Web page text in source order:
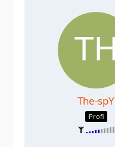
The-spY
Profi